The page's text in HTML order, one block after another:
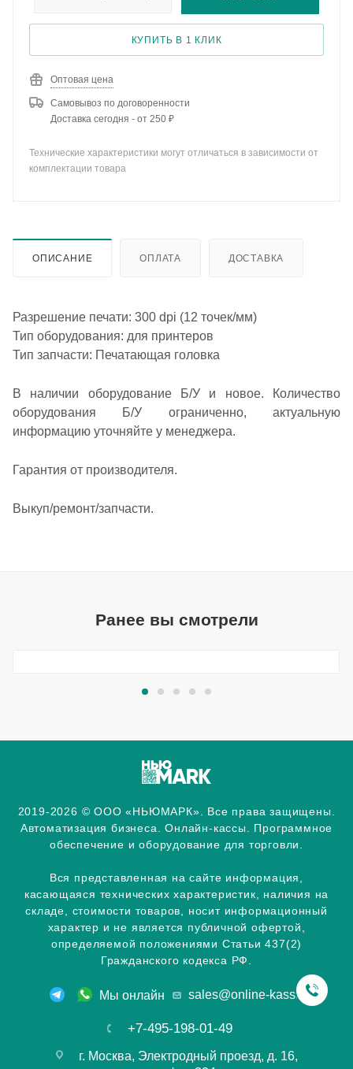
КУПИТЬ В 1 КЛИК
Оптовая цена
Самовывоз по договоренности
Доставка сегодня - от 250 ₽
Технические характеристики могут отличаться в зависимости от
комплектации товара
ОПИСАНИЕ ОПЛАТА ДОСТАВКА
Разрешение печати: 300 dpi (12 точек/мм)
Тип оборудования: для принтеров
Тип запчасти: Печатающая головка
В наличии оборудование Б/У и новое. Количество
оборудования Б/У ограниченно, актуальную
информацию уточняйте у менеджера.
Гарантия от производителя.
Выкуп/ремонт/запчасти.
Ранее вы смотрели
2019-2026 © ООО «НЬЮМАРК». Все права защищены.
Автоматизация бизнеса. Онлайн-кассы. Программное
обеспечение и оборудование для торговли.
Вся представленная на сайте информация,
касающаяся технических характеристик, наличия на
складе, стоимости товаров, носит информационный
характер и не является публичной офертой,
определяемой положениями Статьи 437(2)
Гражданского кодекса РФ.
Мы онлайн sales@online-kassa.info
+7-495-198-01-49
г. Москва, Электродный проезд, д. 16,